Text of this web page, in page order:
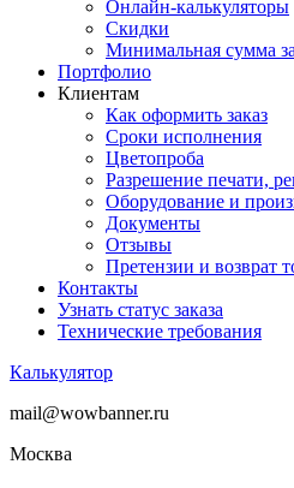
Онлайн-калькуляторы
Скидки
Минимальная сумма
Портфолио
Клиентам
Как оформить заказ
Сроки исполнения
Цветопроба
Разрешение печати,
Оборудование и
Документы
Отзывы
Претензии и возврат
Контакты
Узнать статус заказа
Технические требования
Калькулятор
mail@wowbanner.ru
Москва